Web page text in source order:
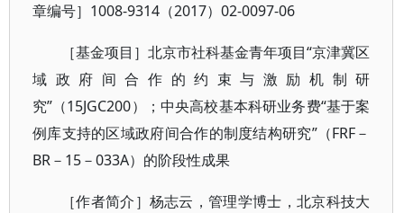
章编号］1008-9314（2017）02-0097-06
［基金项目］北京市社科基金青年项目“京津冀区
域政府间合作的约束与激励机制研
究”（15JGC200）；中央高校基本科研业务费“基于案
例库支持的区域政府间合作的制度结构研究”（FRF－
BR－15－033A）的阶段性成果
［作者简介］杨志云，管理学博士，北京科技大